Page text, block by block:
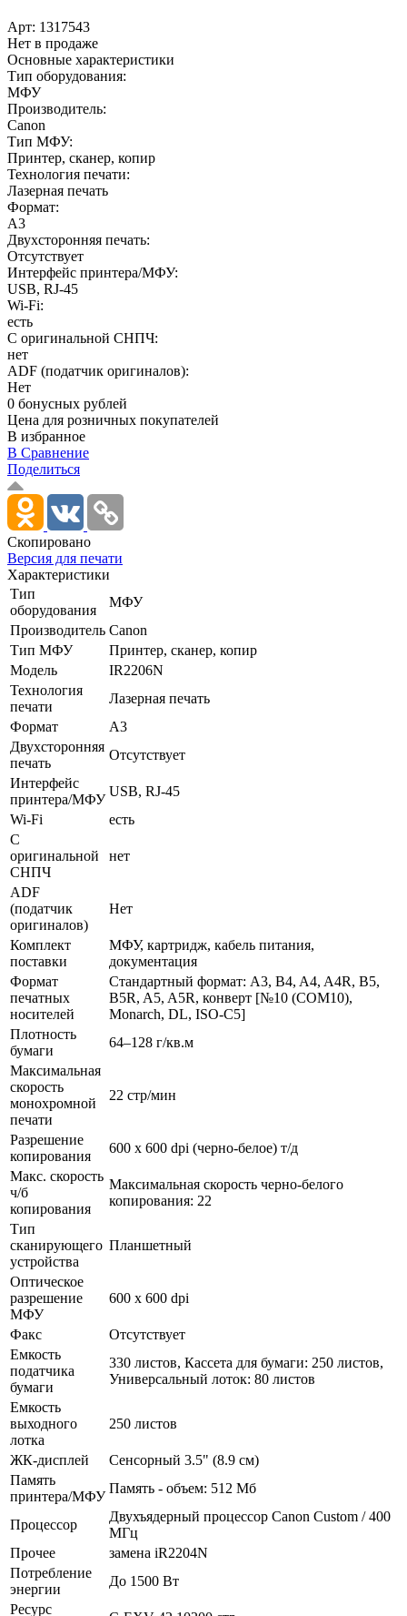
Арт: 1317543
Нет в продаже
Основные характеристики
Тип оборудования:
МФУ
Производитель:
Canon
Тип МФУ:
Принтер, сканер, копир
Технология печати:
Лазерная печать
Формат:
A3
Двухсторонняя печать:
Отсутствует
Интерфейс принтера/МФУ:
USB, RJ-45
Wi-Fi:
есть
С оригинальной СНПЧ:
нет
ADF (податчик оригиналов):
Нет
0 бонусных рублей
Цена для розничных покупателей
В избранное
В Сравнение
Поделиться
Скопировано
Версия для печати
Характеристики
Тип
оборудования
МФУ
Производитель Canon
Тип МФУ
Принтер, сканер, копир
Модель
IR2206N
Технология
печати
Лазерная печать
Формат
A3
Двухсторонняя
печать
Отсутствует
Интерфейс
принтера/МФУ
USB, RJ-45
Wi-Fi
есть
С
оригинальной
СНПЧ
нет
ADF
(податчик
оригиналов)
Нет
Комплект
поставки
МФУ, картридж, кабель питания,
документация
Формат
печатных
носителей
Стандартный формат: A3, B4, A4, A4R, B5,
B5R, A5, A5R, конверт [№10 (COM10),
Monarch, DL, ISO-C5]
Плотность
бумаги
64–128 г/­кв.м
Максимальная
скорость
монохромной
печати
22 стр/­мин
Разрешение
копирования
600 x 600 dpi (черно-белое) т/­д
Макс. скорость
ч/б
копирования
Максимальная скорость черно-белого
копирования: 22
Тип
сканирующего
устройства
Планшетный
Оптическое
разрешение
МФУ
600 x 600 dpi
Факс
Отсутствует
Емкость
податчика
бумаги
330 листов, Кассета для бумаги: 250 листов,
Универсальный лоток: 80 листов
Емкость
выходного
лотка
250 листов
ЖК-дисплей
Сенсорный 3.5" (8.9 см)
Память
принтера/МФУ
Память - объем: 512 Мб
Процессор
Двухъядерный процессор Canon Custom /­ 400
МГц
Прочее
замена iR2204N
Потребление
энергии
До 1500 Вт
Ресурс